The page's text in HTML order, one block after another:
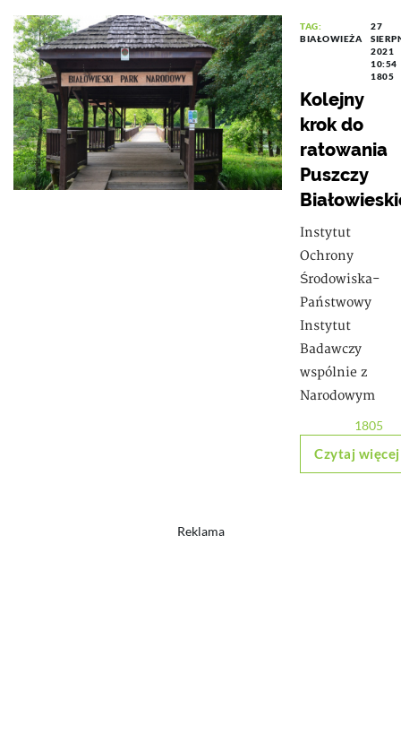
TAG:
BIAŁOWIEŻA
27
2021
10:54
1805
Kolejny
krok do
ratowania
Puszczy
Instytut
Ochrony
Środowiska-
Państwowy
Instytut
Badawczy
wspólnie z
Narodowym
1805
Czytaj więcej
Reklama